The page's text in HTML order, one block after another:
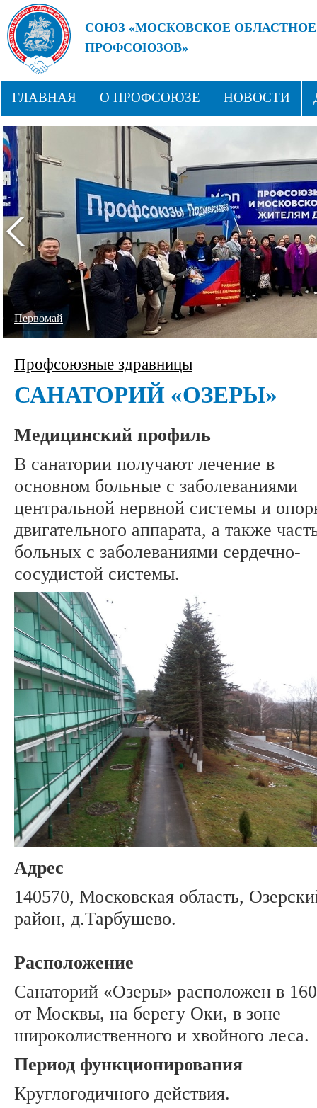
СОЮЗ «МОСКОВСКОЕ
ПРОФСОЮЗОВ»
ГЛАВНАЯ О ПРОФСОЮЗЕ НОВОСТИ
СТРУКТУРА ПРОФСОЮЗНЫЕ ЗДРАВНИЦЫ
Первомай
Профсоюзные здравницы
САНАТОРИЙ «ОЗЕРЫ»
Медицинский профиль
В санатории получают лечение в
основном больные с заболеваниями
центральной нервной системы и
двигательного аппарата, а также
больных с заболеваниями сердечно-
сосудистой системы.
Адрес
140570, Московская область,
район, д.Тарбушево.
Расположение
Cанаторий «Озеры» расположен в
от Москвы, на берегу Оки, в зоне
широколиственного и хвойного леса.
Период функционирования
Круглогодичного действия.